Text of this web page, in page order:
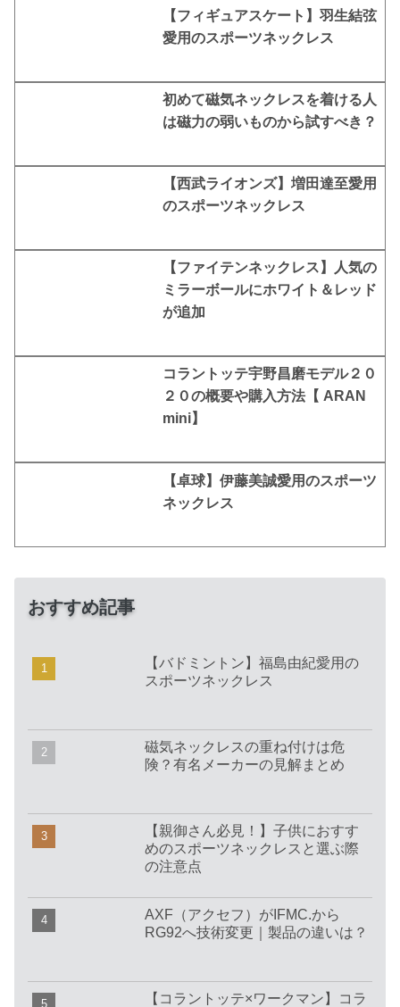
【フィギュアスケート】羽生結弦
愛用のスポーツネックレス
初めて磁気ネックレスを着ける人
は磁力の弱いものから試すべき？
【西武ライオンズ】増田達至愛用
のスポーツネックレス
【ファイテンネックレス】人気の
ミラーボールにホワイト＆レッド
が追加
コラントッテ宇野昌磨モデル２０
２０の概要や購入方法【 ARAN
mini】
【卓球】伊藤美誠愛用のスポーツ
ネックレス
おすすめ記事
【バドミントン】福島由紀愛用の
スポーツネックレス
磁気ネックレスの重ね付けは危
険？有名メーカーの見解まとめ
【親御さん必見！】子供におすす
めのスポーツネックレスと選ぶ際
の注意点
AXF（アクセフ）がIFMC.から
RG92へ技術変更｜製品の違いは？
【コラントッテ×ワークマン】コラ